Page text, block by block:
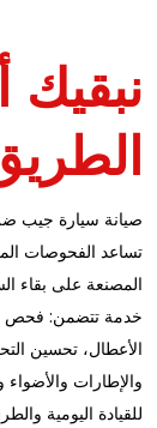
نبقيك
صيانة سيارة جيب
تساعد الفحوصات
المصنعة على بقاء
خدمة تتضمن: فحص
الأعطال، تحسين
والإطارات والأضواء